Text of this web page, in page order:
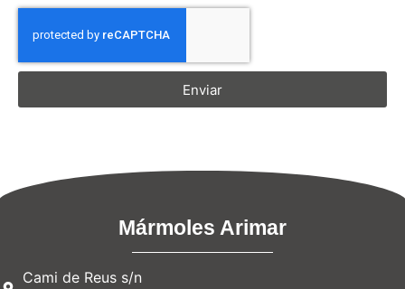
Enviar
Mármoles Arimar
Cami de Reus s/n